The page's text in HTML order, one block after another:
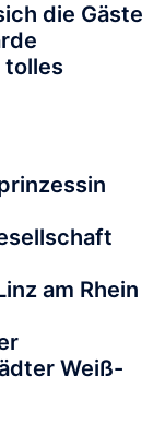
die Gäste
tolles
am Rhein
Weiß-